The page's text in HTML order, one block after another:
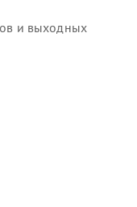
и выходных